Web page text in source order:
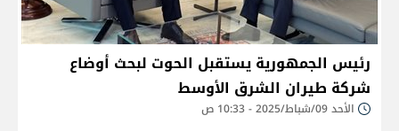
رئيس الجمهورية يستقبل الحوت لبحث أوضاع
شركة طيران الشرق الأوسط
الأحد 09/شباط/2025 - 10:33 ص